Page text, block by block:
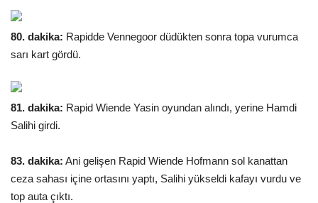
80. dakika: Rapidde Vennegoor düdükten sonra topa vurumca
sarı kart gördü.
81. dakika: Rapid Wiende Yasin oyundan alındı, yerine Hamdi
Salihi girdi.
83. dakika: Ani gelişen Rapid Wiende Hofmann sol kanattan
ceza sahası içine ortasını yaptı, Salihi yükseldi kafayı vurdu ve
top auta çıktı.